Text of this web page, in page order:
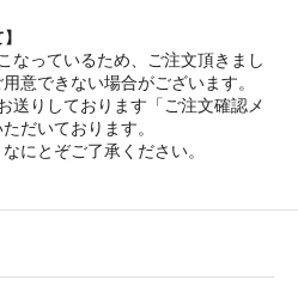
なっているため、ご注文頂きまし
意できない場合がございます。
送りしております「ご注文確認メ
だいております。
にとぞご了承ください。